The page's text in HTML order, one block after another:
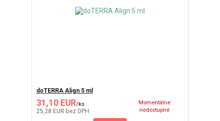
doTERRA Align 5 ml
31,10 EUR/ks
25,28 EUR bez DPH
Momentálne
nedostupné